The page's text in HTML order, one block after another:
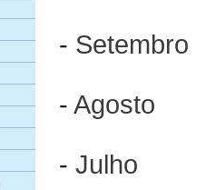
- Setembro
- Agosto
- Julho